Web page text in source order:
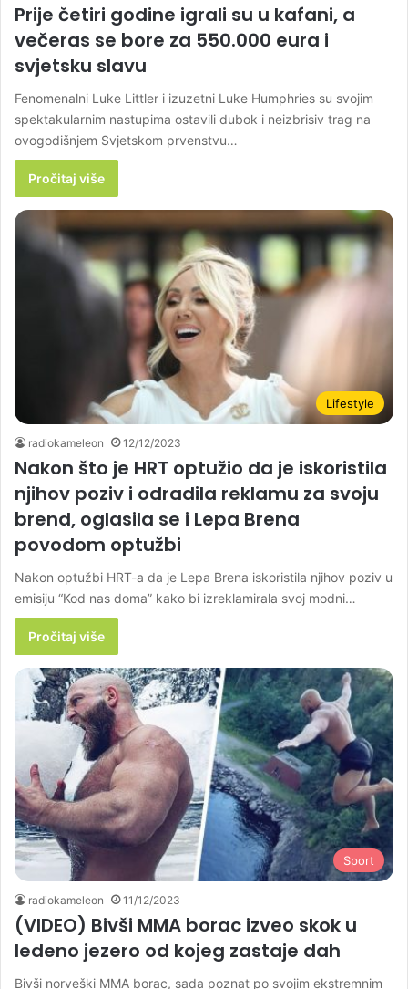
Prije četiri godine igrali su u kafani, a
večeras se bore za 550.000 eura i
svjetsku slavu
Fenomenalni Luke Littler i izuzetni Luke Humphries su svojim
spektakularnim nastupima ostavili dubok i neizbrisiv trag na
ovogodišnjem Svjetskom prvenstvu…
Pročitaj više
Lifestyle
radiokameleon 12/12/2023
Nakon što je HRT optužio da je iskoristila
njihov poziv i odradila reklamu za svoju
brend, oglasila se i Lepa Brena
povodom optužbi
Nakon optužbi HRT-a da je Lepa Brena iskoristila njihov poziv u
emisiju “Kod nas doma” kako bi izreklamirala svoj modni…
Pročitaj više
Sport
radiokameleon 11/12/2023
(VIDEO) Bivši MMA borac izveo skok u
ledeno jezero od kojeg zastaje dah
Bivši norveški MMA borac, sada poznat po svojim ekstremnim